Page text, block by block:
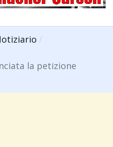
la petizione